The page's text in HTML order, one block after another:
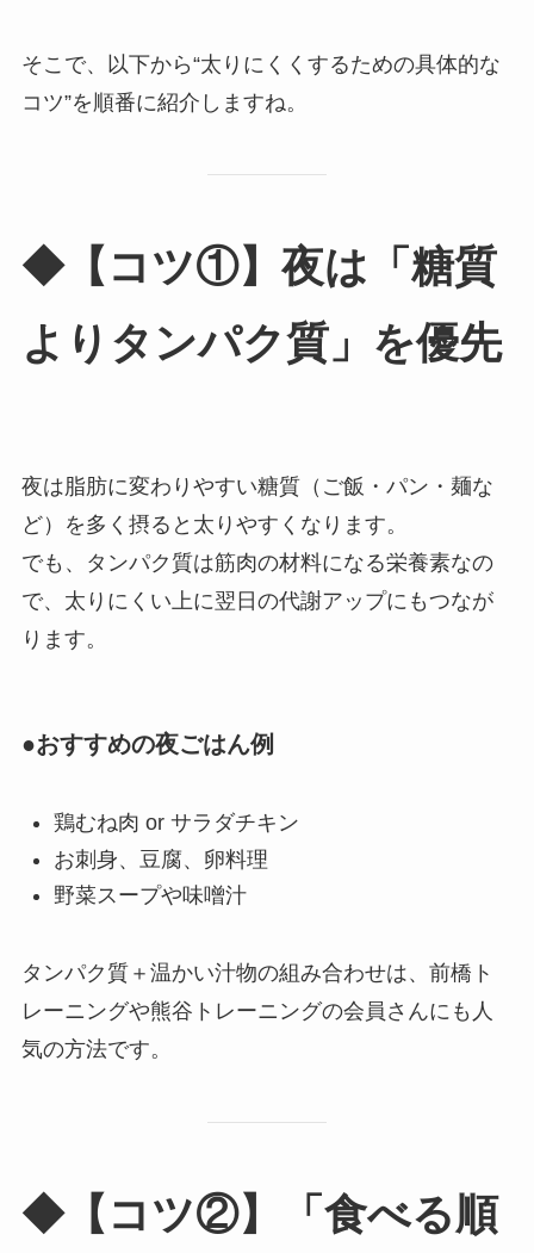
そこで、以下から“太りにくくするための具体的な
コツ”を順番に紹介しますね。
◆【コツ①】夜は「糖質
よりタンパク質」を優先
夜は脂肪に変わりやすい糖質（ご飯・パン・麺な
ど）を多く摂ると太りやすくなります。
でも、タンパク質は筋肉の材料になる栄養素なの
で、太りにくい上に翌日の代謝アップにもつなが
ります。
●おすすめの夜ごはん例
鶏むね肉 or サラダチキン
お刺身、豆腐、卵料理
野菜スープや味噌汁
タンパク質＋温かい汁物の組み合わせは、前橋ト
レーニングや熊谷トレーニングの会員さんにも人
気の方法です。
◆【コツ②】「食べる順